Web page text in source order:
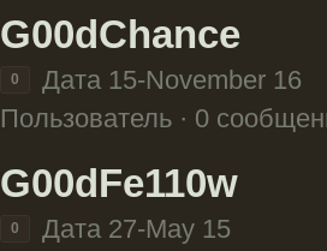
G00dChance
0
Дата 15-November 16
Пользователь · 0
G00dFe110w
0
Дата 27-May 15